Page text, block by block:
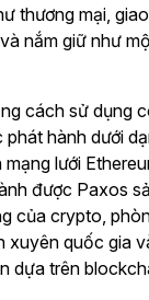
thương mại,
nắm giữ như
cách sử dụng
hành dưới
lưới
được Paxos
của crypto,
xuyên quốc gia
dựa trên